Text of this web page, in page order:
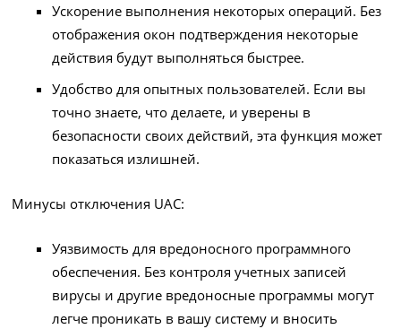
Ускорение выполнения некоторых операций. Без
отображения окон подтверждения некоторые
действия будут выполняться быстрее.
Удобство для опытных пользователей. Если вы
точно знаете, что делаете, и уверены в
безопасности своих действий, эта функция может
показаться излишней.
Минусы отключения UAC:
Уязвимость для вредоносного программного
обеспечения. Без контроля учетных записей
вирусы и другие вредоносные программы могут
легче проникать в вашу систему и вносить